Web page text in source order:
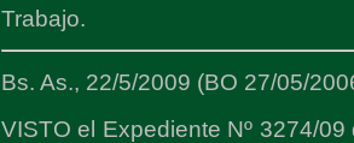
Trabajo.
Bs. As., 22/5/2009 (BO 27/05/
VISTO el Expediente Nº 3274/